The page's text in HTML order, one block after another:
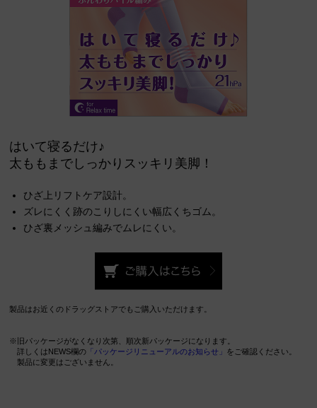
はいて寝るだけ♪
太ももまでしっかりスッキリ美脚！
ひざ上リフトケア設計。
ズレにくく跡のこりしにくい幅広くちゴム。
ひざ裏メッシュ編みでムレにくい。
製品はお近くのドラッグストアでもご購入いただけます。
※旧パッケージがなくなり次第、順次新パッケージになります。
詳しくはNEWS欄の 「パッケージリニューアルのお知らせ」 をご確認ください。
製品に変更はございません。